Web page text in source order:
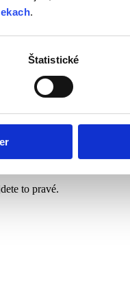
.
Štatistické
.
to pravé.